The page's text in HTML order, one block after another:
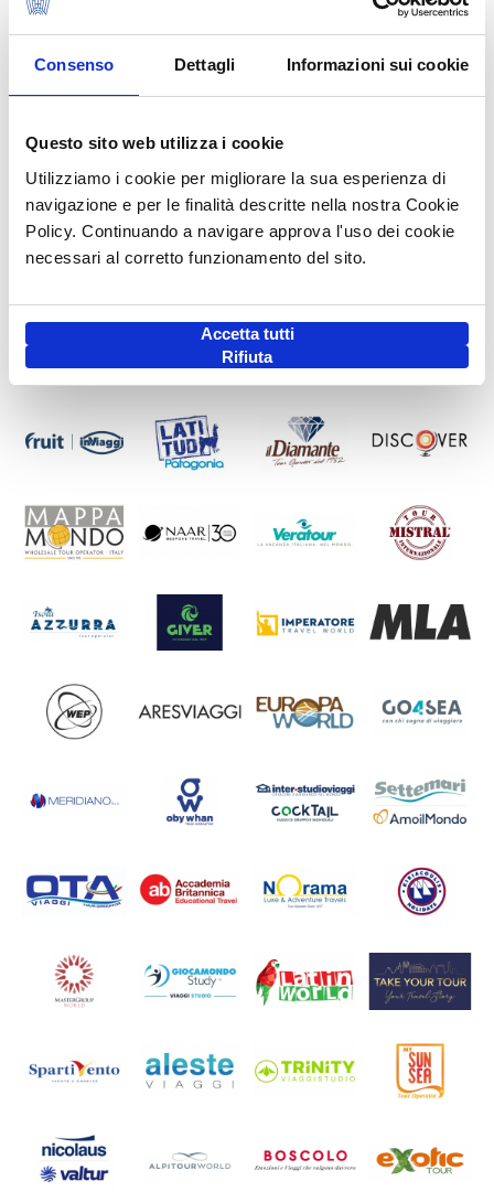
Consenso Dettagli Informazioni sui cookie
Questo sito web utilizza i cookie
Utilizziamo i cookie per migliorare la sua esperienza di
navigazione e per le finalità descritte nella nostra Cookie
Policy. Continuando a navigare approva l'uso dei cookie
necessari al corretto funzionamento del sito.
Accetta tutti
Rifiuta
I NOSTRI SOCI